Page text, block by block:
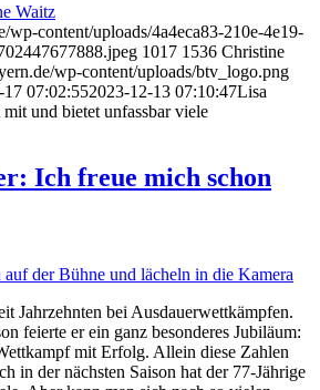
Waitz
wp-content/uploads/4a4eca83-210e-4e19-
1017 1536 Christine
wp-content/uploads/btv_logo.png
17 07:02:552023-12-13 07:10:47Lisa
und bietet unfassbar viele
Ich freue mich schon
Jahrzehnten bei Ausdauerwettkämpfen.
feierte er ein ganz besonderes Jubiläum:
mit Erfolg. Allein diese Zahlen
in der nächsten Saison hat der 77-Jährige